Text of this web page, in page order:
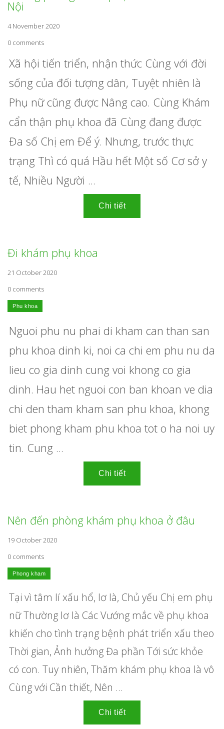
Nội
4 November 2020
0 comments
Xã hội tiến triển, nhận thức Cùng với đời
sống của đối tượng dân, Tuyệt nhiên là
Phụ nữ cũng được Nâng cao. Cùng Khám
cẩn thận phụ khoa đã Cùng đang được
Đa số Chị em Để ý. Nhưng, trước thực
trạng Thì có quá Hầu hết Một số Cơ sở y
tế, Nhiều Người ...
Đi khám phụ khoa
21 October 2020
0 comments
Nguoi phu nu phai di kham can than san
phu khoa dinh ki, noi ca chi em phu nu da
lieu co gia dinh cung voi khong co gia
dinh. Hau het nguoi con ban khoan ve dia
chi den tham kham san phu khoa, khong
biet phong kham phu khoa tot o ha noi uy
tin. Cung ...
Nên đến phòng khám phụ khoa ở đâu
19 October 2020
0 comments
Tại vì tâm lí xấu hổ, lơ là, Chủ yếu Chị em phụ
nữ Thường lơ là Các Vướng mắc về phụ khoa
khiến cho tình trạng bệnh phát triển xấu theo
Thời gian, Ảnh hưởng Đa phần Tới sức khỏe
có con. Tuy nhiên, Thăm khám phụ khoa là vô
Cùng với Cần thiết, Nên ...